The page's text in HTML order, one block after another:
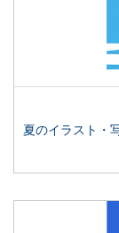
夏のイラスト・